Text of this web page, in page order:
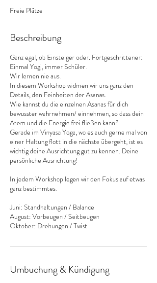
t
Freie Plätze
Beschreibung
Ganz egal, ob Einsteiger oder. Fortgeschrittener:
Einmal Yogi, immer Schüler.
Wir lernen nie aus.
In diesem Workshop widmen wir uns ganz den
Details, den Feinheiten der Asanas.
Wie kannst du die einzelnen Asanas für dich
bewusster wahrnehmen/ einnehmen, so dass dein
Atem und die Energie frei fließen kann?
Gerade im Vinyasa Yoga, wo es auch gerne mal von
einer Haltung flott in die nächste übergeht, ist es
wichtig deine Ausrichtung gut zu kennen. Deine
persönliche Ausrichtung!
In jedem Workshop legen wir den Fokus auf etwas
ganz bestimmtes.
Juni: Standhaltungen / Balance
August: Vorbeugen / Seitbeugen
Oktober: Drehungen / Twist
Umbuchung & Kündigung